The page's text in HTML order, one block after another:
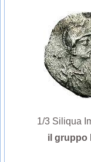
1/3 Siliqua
il gruppo